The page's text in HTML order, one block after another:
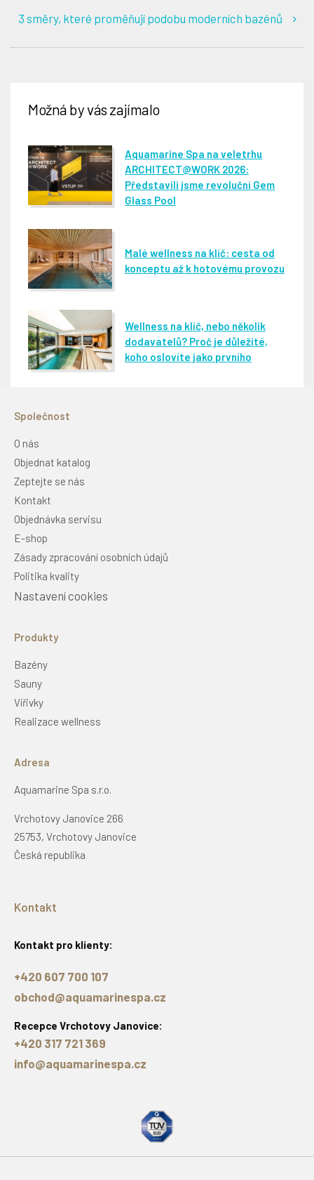
3 směry, které proměňují podobu moderních bazénů
Možná by vás zajímalo
Aquamarine Spa na veletrhu
ARCHITECT@WORK 2026:
Představili jsme revoluční Gem
Glass Pool
Malé wellness na klíč: cesta od
konceptu až k hotovému provozu
Wellness na klíč, nebo několik
dodavatelů? Proč je důležité,
koho oslovíte jako prvního
Společnost
O nás
Objednat katalog
Zeptejte se nás
Kontakt
Objednávka servisu
E-shop
Zásady zpracování osobních údajů
Politika kvality
Nastavení cookies
Produkty
Bazény
Sauny
Vířivky
Realizace wellness
Adresa
Aquamarine Spa s.r.o.
Vrchotovy Janovice 266
25753, Vrchotovy Janovice
Česká republika
Kontakt
Kontakt pro klienty:
+420 607 700 107
obchod@aquamarinespa.cz
Recepce Vrchotovy Janovice:
+420 317 721 369
info@aquamarinespa.cz